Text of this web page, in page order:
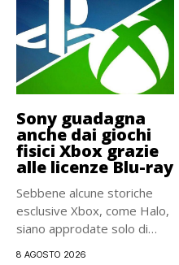
Sony guadagna
anche dai giochi
fisici Xbox grazie
alle licenze Blu-ray
Sebbene alcune storiche
esclusive Xbox, come Halo,
siano approdate solo di
8 AGOSTO 2026